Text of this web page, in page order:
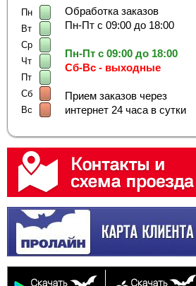
Пн
Вт
Ср
Чт
Пт
Сб
Вс
Обработка заказов
Пн-Пт с 09:00 до 18:00
Пн-Пт с 09:00 до 18:00
Сб-Вс - выходные
Прием заказов через
интернет 24 часа в сутки